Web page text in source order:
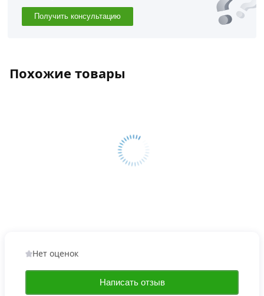
Получить консультацию
Похожие товары
Нет оценок
Написать отзыв